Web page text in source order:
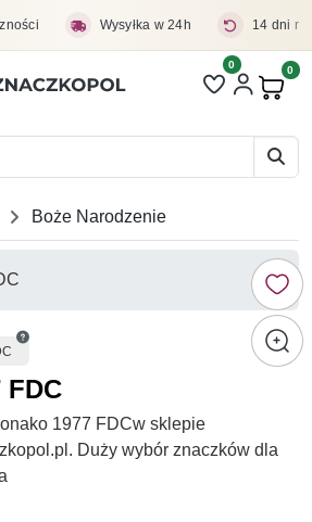
Wysyłka w 24h 14 dni
Liczba pozycji
0 0
Boże Narodzenie
FDC
1977 FDCw sklepie
Duży wybór znaczków dla